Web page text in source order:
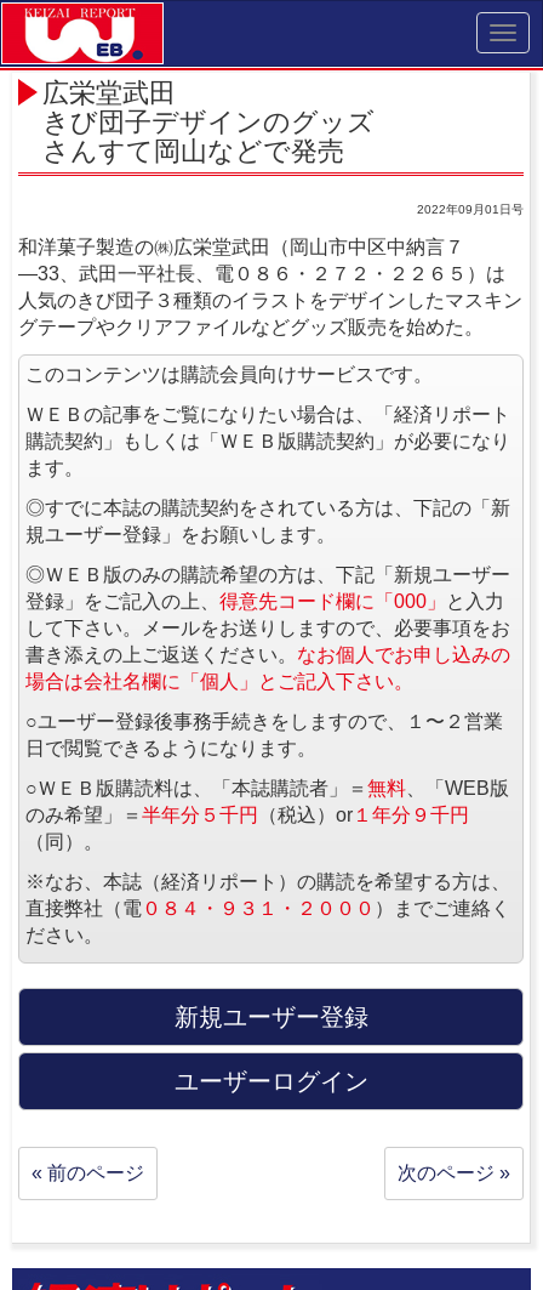
広栄堂武田
きび団子デザインのグッズ
さんすて岡山などで発売
2022年09月01日号
和洋菓子製造の㈱広栄堂武田（岡山市中区中納言７
―33、武田一平社長、電０８６・２７２・２２６５）は
人気のきび団子３種類のイラストをデザインしたマスキン
グテープやクリアファイルなどグッズ販売を始めた。
このコンテンツは購読会員向けサービスです。
ＷＥＢの記事をご覧になりたい場合は、「経済リポート
購読契約」もしくは「ＷＥＢ版購読契約」が必要になり
ます。
◎すでに本誌の購読契約をされている方は、下記の「新
規ユーザー登録」をお願いします。
◎ＷＥＢ版のみの購読希望の方は、下記「新規ユーザー
登録」をご記入の上、 得意先コード欄に「000」
と入力
して下さい。メールをお送りしますので、必要事項をお
書き添えの上ご返送ください。 なお個人でお申し込みの
場合は会社名欄に「個人」とご記入下さい。
○ユーザー登録後事務手続きをしますので、１〜２営業
日で閲覧できるようになります。
○ＷＥＢ版購読料は、「本誌購読者」＝ 無料 、「WEB版
のみ希望」＝ 半年分５千円 （税込）or １年分９千円
（同）。
※なお、本誌（経済リポート）の購読を希望する方は、
直接弊社（電 ０８４・９３１・２０００ ）までご連絡く
ださい。
新規ユーザー登録
ユーザーログイン
« 前のページ 次のページ »